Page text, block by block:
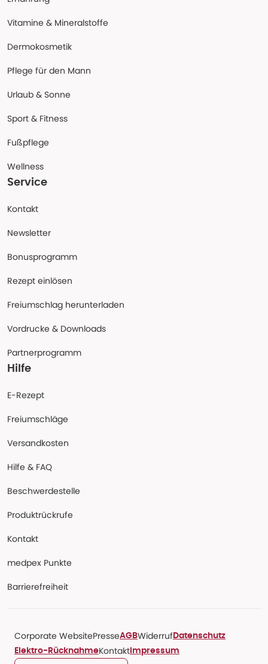
Vitamine & Mineralstoffe
Dermokosmetik
Pflege für den Mann
Urlaub & Sonne
Sport & Fitness
Fußpflege
Wellness
Service
Kontakt
Newsletter
Bonusprogramm
Rezept einlösen
Freiumschlag herunterladen
Vordrucke & Downloads
Partnerprogramm
Hilfe
E-Rezept
Freiumschläge
Versandkosten
Hilfe & FAQ
Beschwerdestelle
Produktrückrufe
Kontakt
medpex Punkte
Barrierefreiheit
Corporate WebsitePresseAGBWiderruf Datenschutz
Elektro-RücknahmeKontakt Impressum